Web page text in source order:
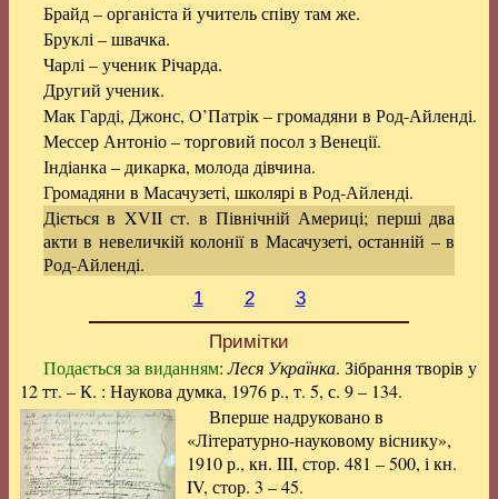
Брайд – органіста й учитель співу там же.
Бруклі – швачка.
Чарлі – ученик Річарда.
Другий ученик.
Мак Гарді, Джонс, О’Патрік – громадяни в Род-Айленді.
Мессер Антоніо – торговий посол з Венеції.
Індіанка – дикарка, молода дівчина.
Громадяни в Масачузеті, школярі в Род-Айленді.
Діється в XVII ст. в Північній Америці; перші два
акти в невеличкій колонії в Масачузеті, останній – в
Род-Айленді.
1 2
3
Примітки
Подається за виданням:Леся Українка. Зібрання творів у
12 тт. – К. : Наукова думка, 1976 р., т. 5, с. 9 – 134.
Вперше надруковано в
«Літературно-науковому віснику»,
1910 р., кн. III, стор. 481 – 500, і кн.
IV, стор. 3 – 45.